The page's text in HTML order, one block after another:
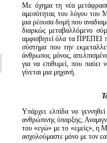
Με όχημα τη νέα
αμεσότητας του λόγου του
μια ρέουσα δομή που
διαρκώς μεταβαλλόμενο
αμφισβητεί όλα τα ΠΡΕΠΕΙ
σύστημα που την
άνθρωπος μόνος,
για να επιθυμεί, που παύει
γίνεται μια μηχανή.
Υπάρχει ελπίδα να
ανθρώπινης ύπαρξης;
του «εγώ» με το «εμείς», η
ασχολούμαστε μόνο με τον